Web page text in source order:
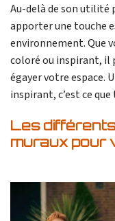
Au-delà de son utilité
apporter une touche
environnement. Que
coloré ou inspirant,
égayer votre espace.
inspirant, c’est ce
Les
muraux pour